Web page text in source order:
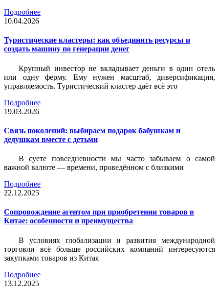
Подробнее
10.04.2026
Туристические кластеры: как объединить ресурсы и
создать машину по генерации денег
Крупный инвестор не вкладывает деньги в один отель
или одну ферму. Ему нужен масштаб, диверсификация,
управляемость. Туристический кластер даёт всё это
Подробнее
19.03.2026
Связь поколений: выбираем подарок бабушкам и
дедушкам вместе с детьми
В суете повседневности мы часто забываем о самой
важной валюте — времени, проведённом с близкими
Подробнее
22.12.2025
Сопровождение агентом при приобретении товаров в
Китае: особенности и преимущества
В условиях глобализации и развития международной
торговли всё больше российских компаний интересуются
закупками товаров из Китая
Подробнее
13.12.2025